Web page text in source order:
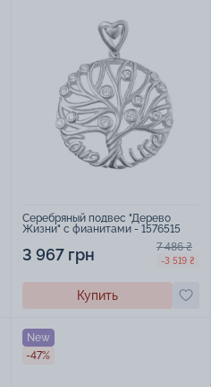
Серебряный подвес "Дерево
Жизни" с фианитами - 1576515
3 967 грн 7 486 ₴
-3 519 ₴
Купить
New
-47%